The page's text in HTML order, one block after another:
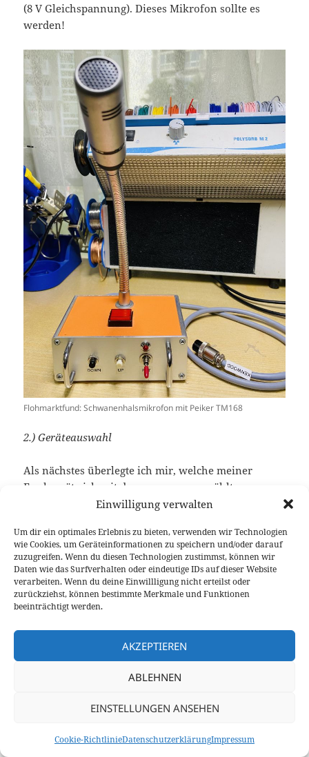
Einwilligung verwalten
Um dir ein optimales Erlebnis zu bieten, verwenden wir Technologien
wie Cookies, um Geräteinformationen zu speichern und/oder darauf
zuzugreifen. Wenn du diesen Technologien zustimmst, können wir
Daten wie das Surfverhalten oder eindeutige IDs auf dieser Website
verarbeiten. Wenn du deine Einwillligung nicht erteilst oder
zurückziehst, können bestimmte Merkmale und Funktionen
beeinträchtigt werden.
AKZEPTIEREN
ABLEHNEN
EINSTELLUNGEN ANSEHEN
Cookie-RichtlinieDatenschutzerklärungImpressum
(8 V Gleichspannung). Dieses Mikrofon sollte es
werden!
Flohmarktfund: Schwanenhalsmikrofon mit Peiker TM168
2.) Geräteauswahl
Als nächstes überlegte ich mir, welche meiner
Funkgeräte ich mit dem zuvor ausgewählten
Mikrofon betreiben möchte. Bei mir waren das ein:
ICOM ID-4100 DH (RJ45/8 Pin Modular-
Inrico TM7 (RJ45/8 Pin Modular-
Yaesu FTM-400 DH (RJ11/6 Pin Modular-